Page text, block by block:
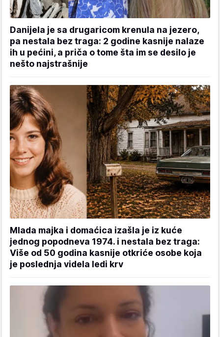
Danijela je sa drugaricom krenula na jezero,
pa nestala bez traga: 2 godine kasnije nalaze
ih u pećini, a priča o tome šta im se desilo je
nešto najstrašnije
Mlada majka i domaćica izašla je iz kuće
jednog popodneva 1974. i nestala bez traga:
Više od 50 godina kasnije otkriće osobe koja
je poslednja videla ledi krv